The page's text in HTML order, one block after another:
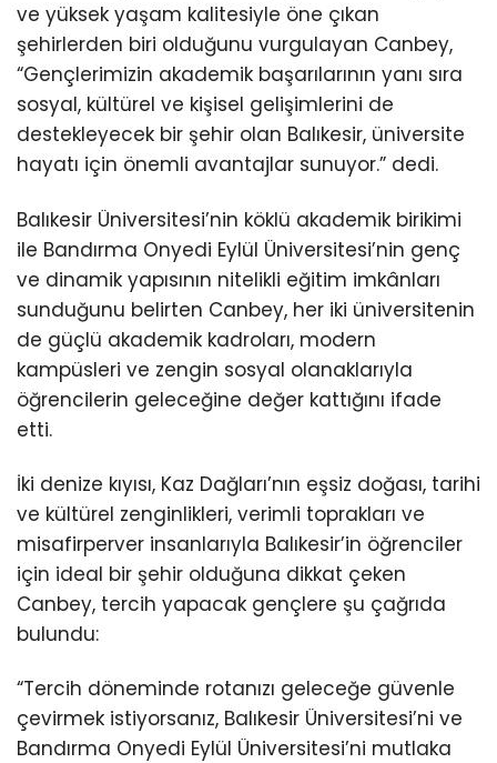
ve yüksek yaşam kalitesiyle öne çıkan
şehirlerden biri olduğunu vurgulayan Canbey,
“Gençlerimizin akademik başarılarının yanı sıra
sosyal, kültürel ve kişisel gelişimlerini de
destekleyecek bir şehir olan Balıkesir, üniversite
hayatı için önemli avantajlar sunuyor.” dedi.
Balıkesir Üniversitesi’nin köklü akademik birikimi
ile Bandırma Onyedi Eylül Üniversitesi’nin genç
ve dinamik yapısının nitelikli eğitim imkânları
sunduğunu belirten Canbey, her iki üniversitenin
de güçlü akademik kadroları, modern
kampüsleri ve zengin sosyal olanaklarıyla
öğrencilerin geleceğine değer kattığını ifade
etti.
İki denize kıyısı, Kaz Dağları’nın eşsiz doğası, tarihi
ve kültürel zenginlikleri, verimli toprakları ve
misafirperver insanlarıyla Balıkesir’in öğrenciler
için ideal bir şehir olduğuna dikkat çeken
Canbey, tercih yapacak gençlere şu çağrıda
bulundu:
“Tercih döneminde rotanızı geleceğe güvenle
çevirmek istiyorsanız, Balıkesir Üniversitesi’ni ve
Bandırma Onyedi Eylül Üniversitesi’ni mutlaka